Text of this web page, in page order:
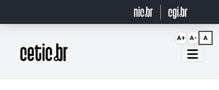
Página inicial
A+ A- A